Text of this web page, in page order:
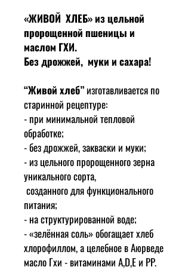
«ЖИВОЙ ХЛЕБ»из цельной
пророщенной пшеницы и
маслом ГХИ.
Без дрожжей, муки и сахара!
“Живой хлеб” изготавливается по
старинной рецептуре:
- при минимальной тепловой
обработке;
- без дрожжей, закваски и муки;
- из цельного пророщенного зерна
уникального сорта,
созданного для функционального
питания;
- на структурированной воде;
- «зелённая соль» обогащает хлеб
хлорофиллом, а целебное в Аюрведе
масло Гхи - витаминами А,D,Е и PP.